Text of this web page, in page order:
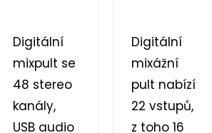
Digitální
mixpult se
48 stereo
kanály,
USB audio
Digitální
mixážní
pult nabízí
22 vstupů,
z toho 16